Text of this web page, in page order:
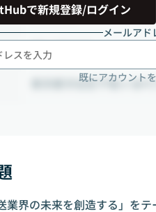
で新規登録/ログイン
メールアド
既にアカウント
業務委託
週2-3日出社
東京都渋谷区千駄ヶ谷
業界の未来を創造する」を